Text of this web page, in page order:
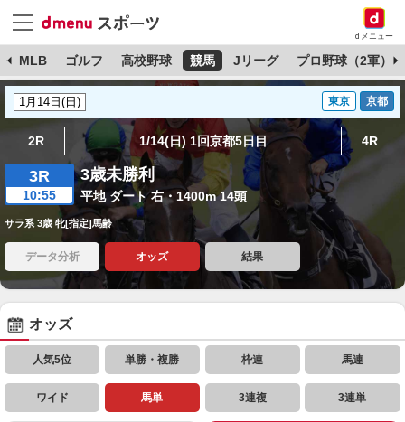
dメニュー
MLB ゴルフ 高校野球 競馬 Jリーグ プロ野球（2軍）
東京 京都
2R 1/14(日) 1回京都5日目 4R
3R
10:55
3歳未勝利
平地 ダート 右・1400m 14頭
サラ系 3歳 牝[指定]馬齢
データ分析 オッズ 結果
オッズ
人気5位 単勝・複勝 枠連 馬連
ワイド 馬単 3連複 3連単